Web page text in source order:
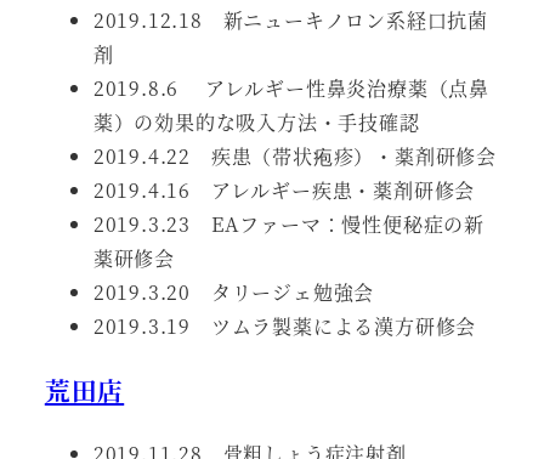
2019.12.18 新ニューキノロン系経口抗菌
剤
2019.8.6 アレルギー性鼻炎治療薬（点鼻
薬）の効果的な吸入方法・手技確認
2019.4.22 疾患（帯状疱疹）・薬剤研修会
2019.4.16 アレルギー疾患・薬剤研修会
2019.3.23 EAファーマ：慢性便秘症の新
薬研修会
2019.3.20 タリージェ勉強会
2019.3.19 ツムラ製薬による漢方研修会
荒田店
2019.11.28 骨粗しょう症注射剤